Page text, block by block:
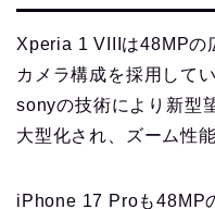
Xperia 1 VIIIは48MPの
カメラ構成を採用してい
sonyの技術により新型
大型化され、ズーム性
iPhone 17 Proも48MP